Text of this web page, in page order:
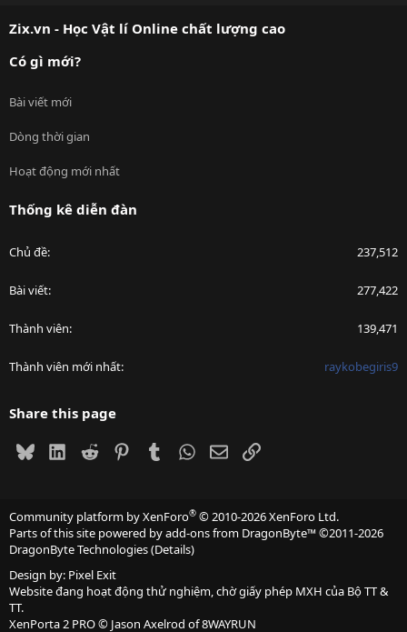
Zix.vn - Học Vật lí Online chất lượng cao
Có gì mới?
Bài viết mới
Dòng thời gian
Hoạt động mới nhất
Thống kê diễn đàn
Chủ đề 237,512
Bài viết 277,422
Thành viên 139,471
Thành viên mới nhất raykobegiris9
Share this page
BlueskyLinkedIn
Reddit PinterestTumblrWhatsApp
EmailLink
Community platform by XenForo® © 2010-2026 XenForo Ltd.
Parts of this site powered byadd-ons from DragonByte™©2011-2026
DragonByte Technologies(Details)
Design by: Pixel Exit
Website đang hoạt động thử nghiệm, chờ giấy phép MXH của Bộ TT &
TT.
XenPorta 2 PRO© Jason Axelrod of8WAYRUN